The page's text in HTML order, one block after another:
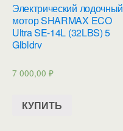
Электрический лодочный
мотор SHARMAX ECO
Ultra SE-14L (32LBS) 5
Glbldrv
7 000,00 ₽
КУПИТЬ